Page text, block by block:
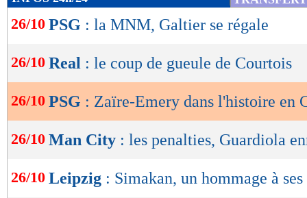
de
lecture
OK
26/10 PSG : la MNM, Galtier se régale
26/10 Real : le coup de gueule de Courtois
26/10 PSG : Zaïre-Emery dans l'histoire en
26/10 Man City : les penalties, Guardiola
26/10 Leipzig : Simakan, un hommage à ses